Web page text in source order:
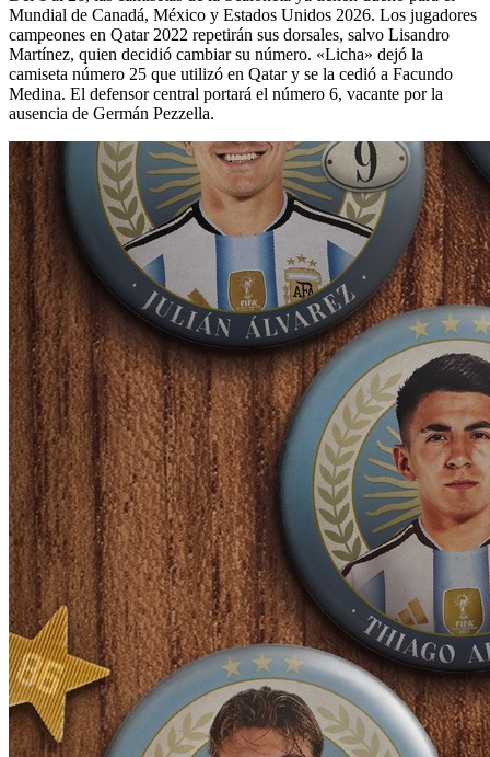
Mundial de Canadá, México y Estados Unidos 2026. Los jugadores
campeones en Qatar 2022 repetirán sus dorsales, salvo Lisandro
Martínez, quien decidió cambiar su número. «Licha» dejó la
camiseta número 25 que utilizó en Qatar y se la cedió a Facundo
Medina. El defensor central portará el número 6, vacante por la
ausencia de Germán Pezzella.